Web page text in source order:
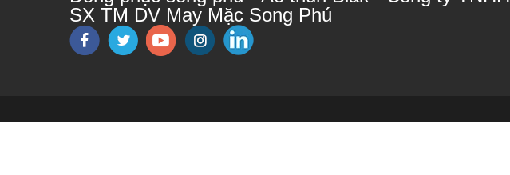
SX TM DV May Mặc Song Phú